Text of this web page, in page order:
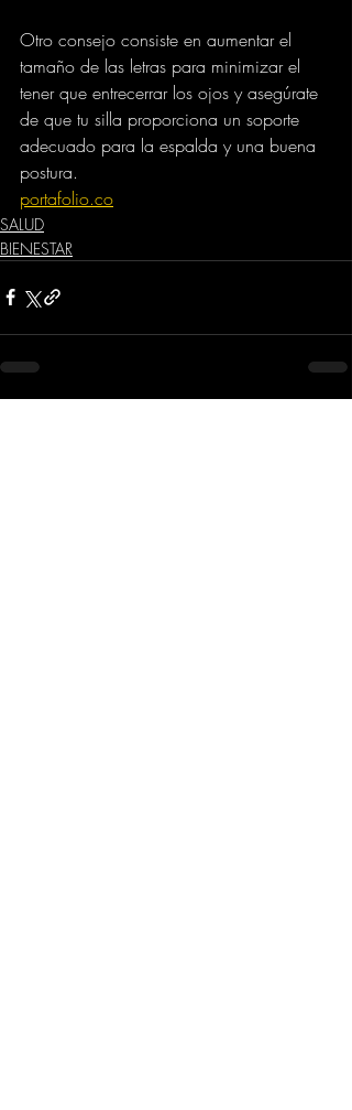
Otro consejo consiste en aumentar el
tamaño de las letras para minimizar el
tener que entrecerrar los ojos y asegúrate
de que tu silla proporciona un soporte
adecuado para la espalda y una buena
postura.
portafolio.co
SALUD
BIENESTAR